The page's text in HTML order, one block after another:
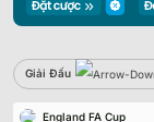
Giải Đấu
England FA Cup
Sbobet